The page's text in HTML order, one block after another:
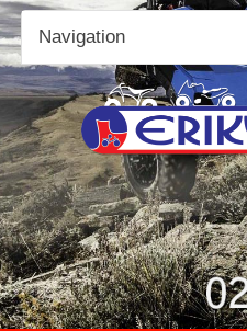
Navigation